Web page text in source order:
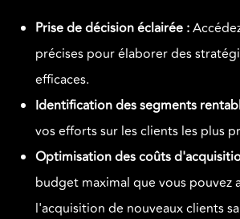
Prise de décision éclairée :
précises pour élaborer des
efficaces.
Identification des segments
vos efforts sur les clients les plus
Optimisation des coûts
budget maximal que vous pouvez
l'acquisition de nouveaux clients